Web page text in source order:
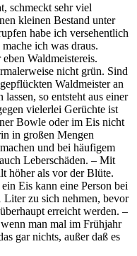
schmeckt sehr viel
kleinen Bestand unter
habe ich versehentlich
ich was draus.
Waldmeistereis.
nicht grün. Sind
Waldmeister an
so entsteht aus einer
vielerlei Gerüchte ist
Bowle oder im Eis nicht
in großen Mengen
und bei häufigem
Leberschäden. – Mit
höher als vor der Blüte.
Eis kann eine Person bei
Liter zu sich nehmen, bevor
erreicht werden. –
man mal im Frühjahr
gar nichts, außer daß es